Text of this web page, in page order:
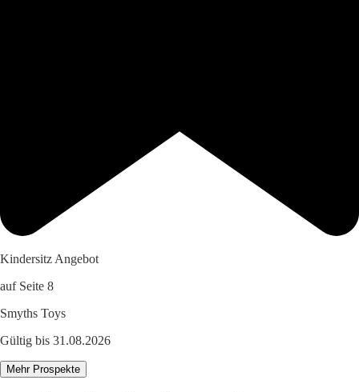
Kindersitz Angebot
auf Seite 8
Smyths Toys
Gültig bis 31.08.2026
Mehr Prospekte